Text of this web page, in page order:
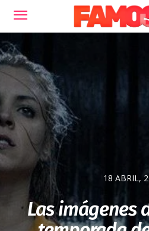
18 ABRIL,
Las imágenes